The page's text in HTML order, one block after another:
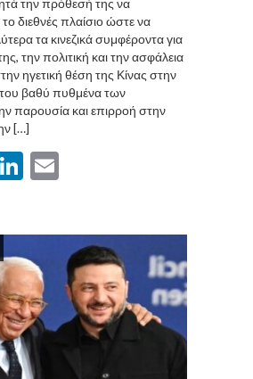
την πρόθεσή της να
διεθνές πλαίσιο ώστε να
τα κινεζικά συμφέροντα για
την πολιτική και την ασφάλεια
ηγετική θέση της Κίνας στην
βαθύ πυθμένα των
παρουσία και επιρροή στην
[…]
LinkedIn